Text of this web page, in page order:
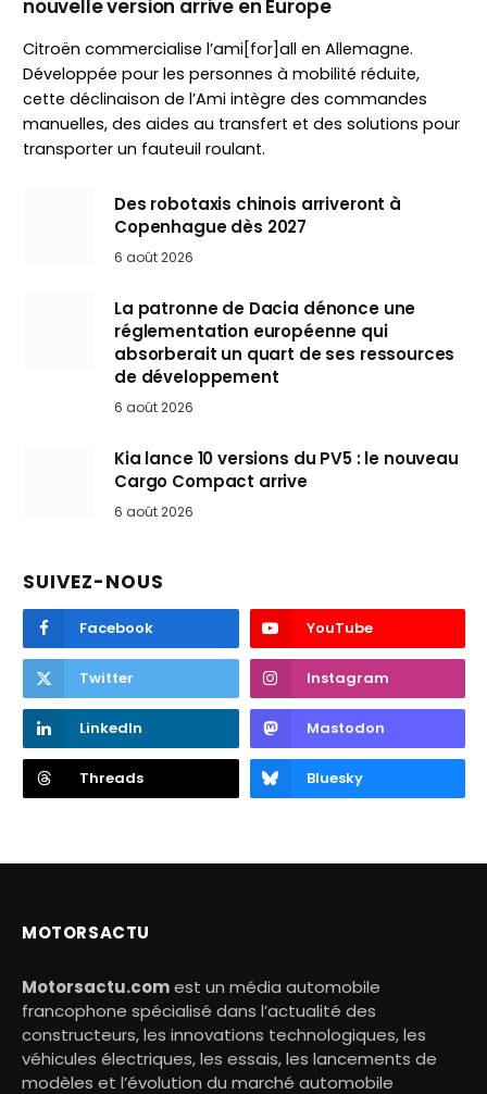
nouvelle version arrive en Europe
Citroën commercialise l’ami[for]all en Allemagne.
Développée pour les personnes à mobilité réduite,
cette déclinaison de l’Ami intègre des commandes
manuelles, des aides au transfert et des solutions pour
transporter un fauteuil roulant.
Des robotaxis chinois arriveront à
Copenhague dès 2027
6 août 2026
La patronne de Dacia dénonce une
réglementation européenne qui
absorberait un quart de ses ressources
de développement
6 août 2026
Kia lance 10 versions du PV5 : le nouveau
Cargo Compact arrive
6 août 2026
SUIVEZ-NOUS
Facebook YouTube
Twitter Instagram
LinkedIn Mastodon
Threads Bluesky
MOTORSACTU
Motorsactu.comest un média automobile
francophone spécialisé dans l’actualité des
constructeurs, les innovations technologiques, les
véhicules électriques, les essais, les lancements de
modèles et l’évolution du marché automobile